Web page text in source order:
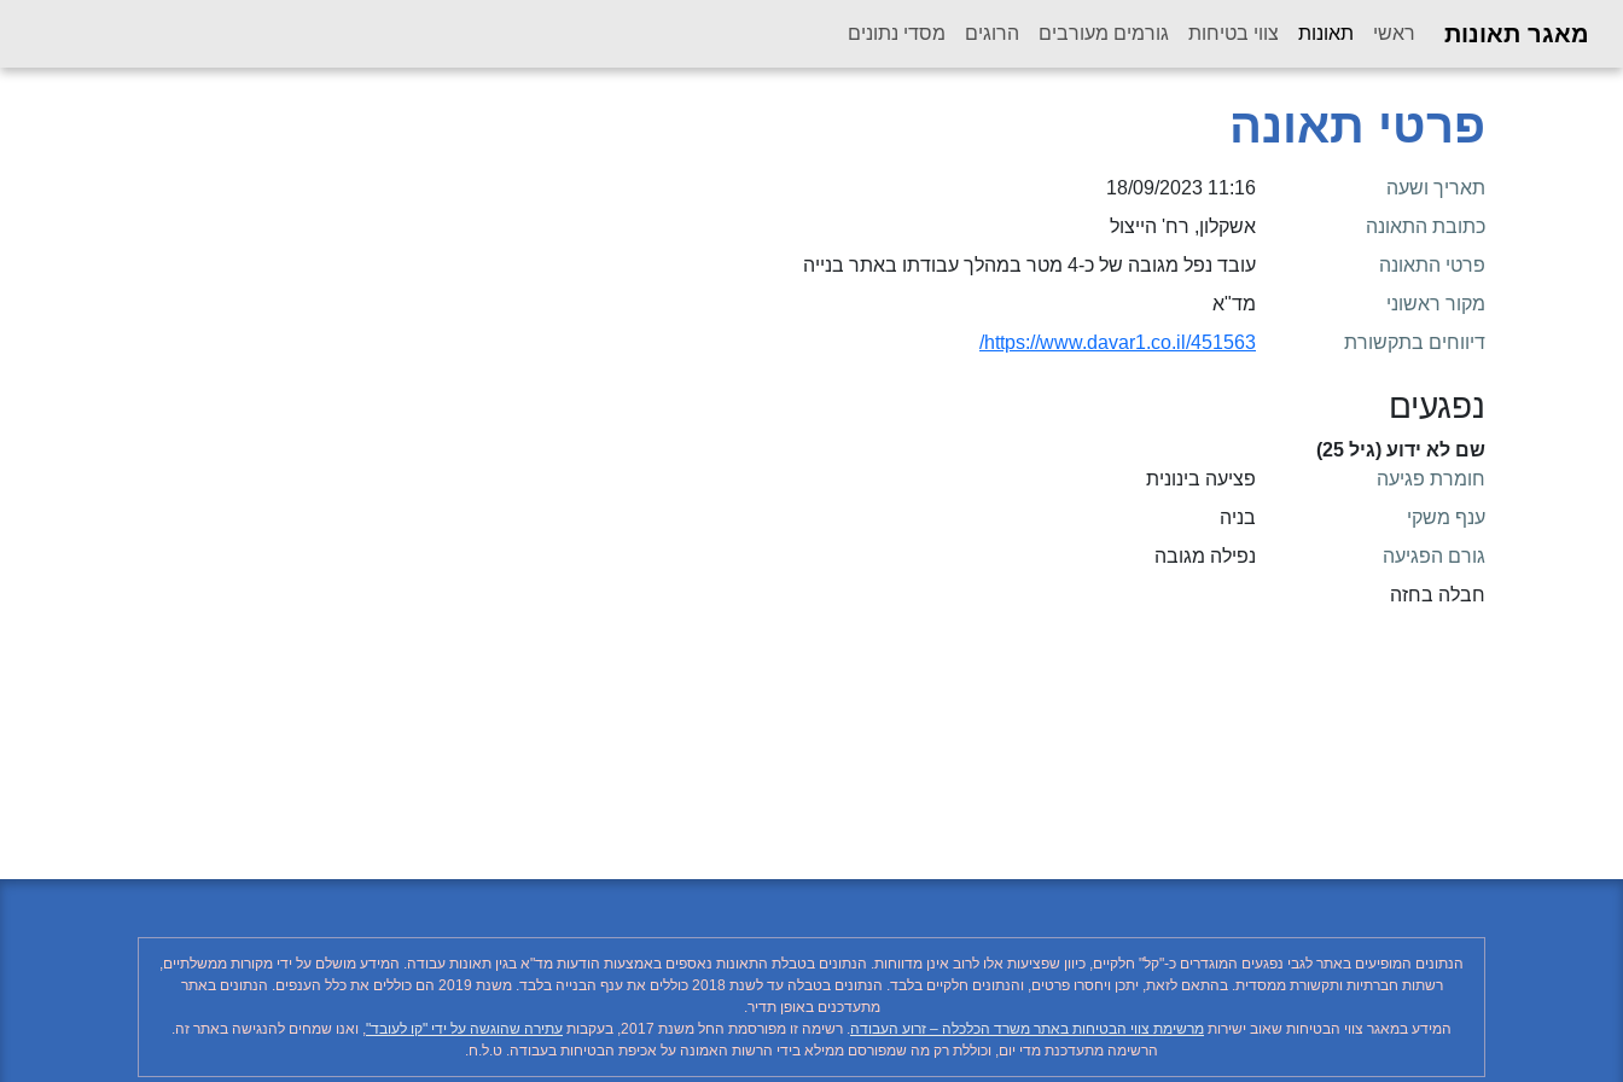
מאגר תאונות ראשי תאונות
(current) צווי בטיחות גורמים מעורבים הרוגים מסדי נתונים
פרטי תאונה
תאריך ושעה
11:16 18/09/2023
כתובת התאונה
אשקלון, רח' הייצול
פרטי התאונה
עובד נפל מגובה של כ-4 מטר במהלך עבודתו באתר בנייה
מקור ראשוני
מד"א
דיווחים בתקשורת
https://www.davar1.co.il/451563/
נפגעים
שם לא ידוע (גיל 25)
חומרת פגיעה
פציעה בינונית
ענף משקי
בניה
גורם הפגיעה
נפילה מגובה
חבלה בחזה
הנתונים המופיעים באתר לגבי נפגעים המוגדרים כ-"קל" חלקיים, כיוון שפציעות אלו לרוב אינן מדווחות. הנתונים בטבלת התאונות נאספים באמצעות הודעות מד"א בגין תאונות עבודה. המידע מושלם על ידי מקורות ממשלתיים,
רשתות חברתיות ותקשורת ממסדית. בהתאם לזאת, יתכן ויחסרו פרטים, והנתונים חלקיים בלבד. הנתונים בטבלה עד לשנת 2018 כוללים את ענף הבנייה בלבד. משנת 2019 הם כוללים את כלל הענפים. הנתונים באתר
מתעדכנים באופן תדיר.
המידע במאגר צווי הבטיחות שאוב ישירות מרשימת צווי הבטיחות באתר משרד הכלכלה – זרוע העבודה. רשימה זו מפורסמת החל משנת 2017, בעקבות עתירה שהוגשה על ידי "קו לעובד", ואנו שמחים להנגישה באתר זה.
הרשימה מתעדכנת מדי יום, וכוללת רק מה שמפורסם ממילא בידי הרשות האמונה על אכיפת הבטיחות בעבודה. ט.ל.ח.